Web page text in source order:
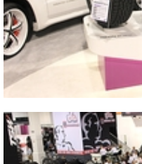
2013 SEMA SHOW